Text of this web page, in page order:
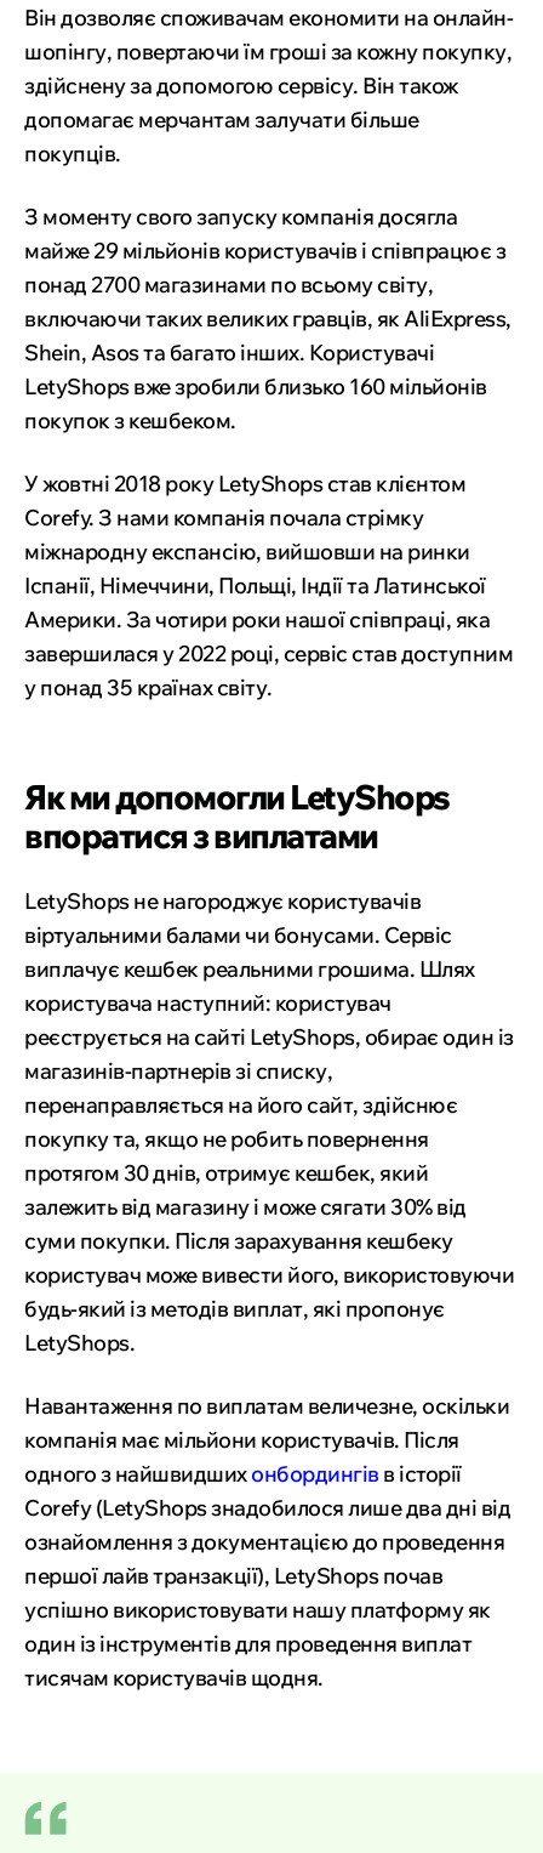
Він дозволяє споживачам економити на онлайн-
шопінгу, повертаючи їм гроші за кожну покупку,
здійснену за допомогою сервісу. Він також
допомагає мерчантам залучати більше
покупців.
З моменту свого запуску компанія досягла
майже 29 мільйонів користувачів і співпрацює з
понад 2700 магазинами по всьому світу,
включаючи таких великих гравців, як AliExpress,
Shein, Asos та багато інших. Користувачі
LetyShops вже зробили близько 160 мільйонів
покупок з кешбеком.
У жовтні 2018 року LetyShops став клієнтом
Corefy. З нами компанія почала стрімку
міжнародну експансію, вийшовши на ринки
Іспанії, Німеччини, Польщі, Індії та Латинської
Америки. За чотири роки нашої співпраці, яка
завершилася у 2022 році, сервіс став доступним
у понад 35 країнах світу.
Як ми допомогли LetyShops
впоратися з виплатами
LetyShops не нагороджує користувачів
віртуальними балами чи бонусами. Сервіс
виплачує кешбек реальними грошима. Шлях
користувача наступний: користувач
реєструється на сайті LetyShops, обирає один із
магазинів-партнерів зі списку,
перенаправляється на його сайт, здійснює
покупку та, якщо не робить повернення
протягом 30 днів, отримує кешбек, який
залежить від магазину і може сягати 30% від
суми покупки. Після зарахування кешбеку
користувач може вивести його, використовуючи
будь-який із методів виплат, які пропонує
LetyShops.
Навантаження по виплатам величезне, оскільки
компанія має мільйони користувачів. Після
одного з найшвидшихонбордингівв історії
Corefy (LetyShops знадобилося лише два дні від
ознайомлення з документацією до проведення
першої лайв транзакції), LetyShops почав
успішно використовувати нашу платформу як
один із інструментів для проведення виплат
тисячам користувачів щодня.